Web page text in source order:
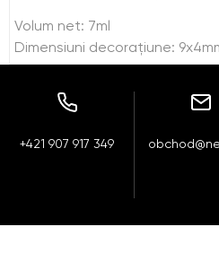
Volum net: 7ml
Dimensiuni decoraţiune:
+421 907 917 349